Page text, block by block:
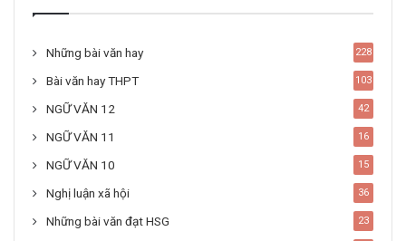
Những bài văn hay 228
Bài văn hay THPT 103
NGỮ VĂN 12 42
NGỮ VĂN 11 16
NGỮ VĂN 10 15
Nghị luận xã hội 36
Những bài văn đạt HSG 23